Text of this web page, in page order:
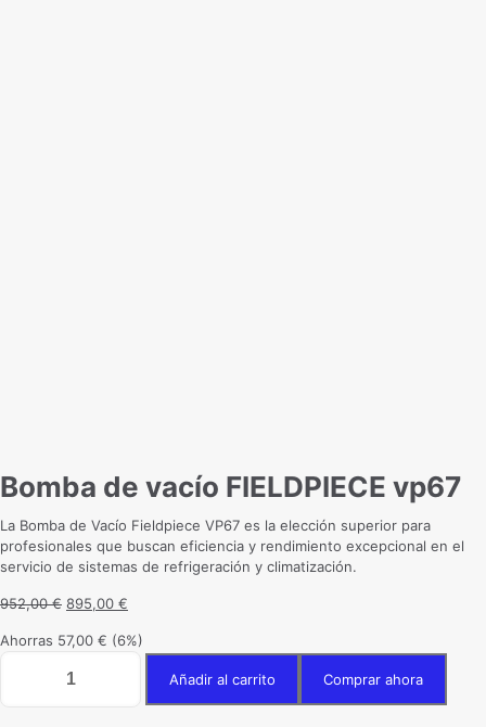
Bomba de vacío FIELDPIECE vp67
La Bomba de Vacío Fieldpiece VP67 es la elección superior para
profesionales que buscan eficiencia y rendimiento excepcional en el
servicio de sistemas de refrigeración y climatización.
952,00€ El
original
952,00 €.
895,00 €
actual
895,00 €.
Ahorras 57,00 € (6%)
vacío
Añadir al carrito Comprar ahora